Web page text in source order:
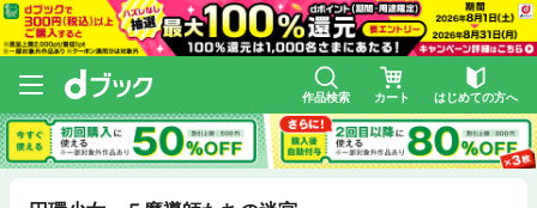
作品検索 カート はじめての方へ